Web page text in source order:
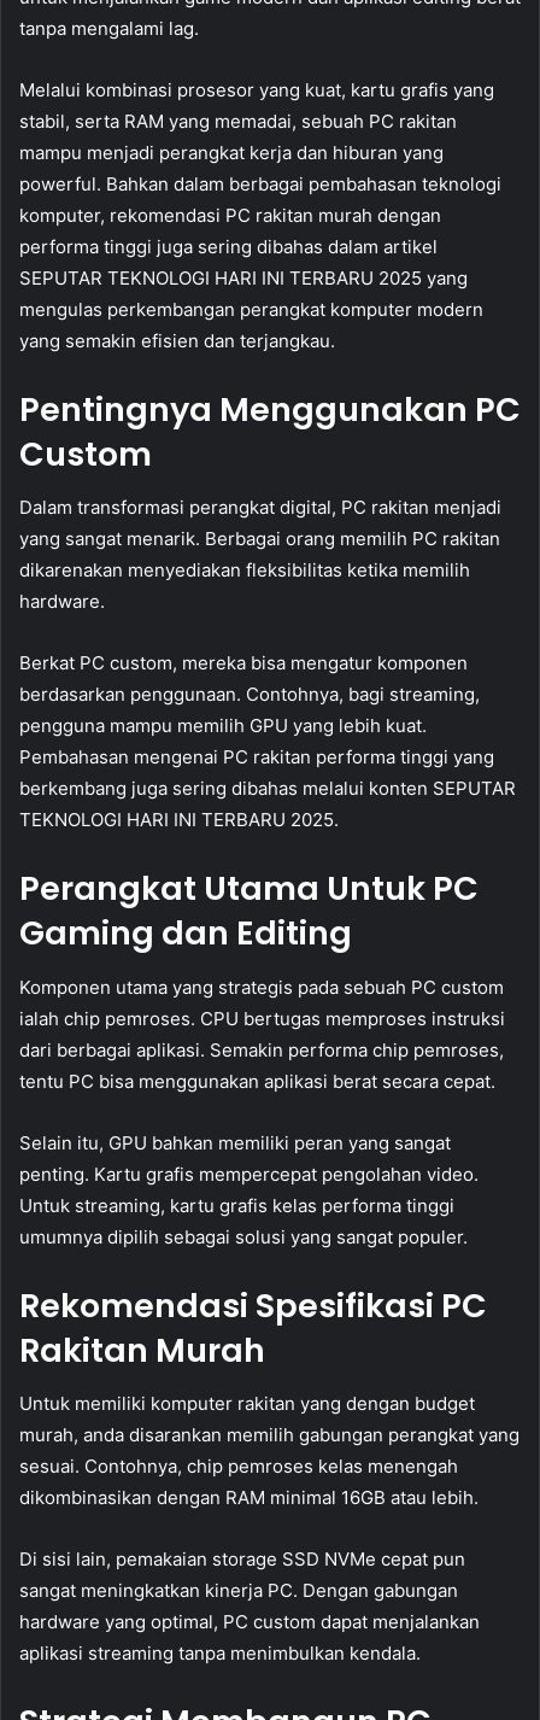
tanpa mengalami lag.
Melalui kombinasi prosesor yang kuat, kartu grafis yang
stabil, serta RAM yang memadai, sebuah PC rakitan
mampu menjadi perangkat kerja dan hiburan yang
powerful. Bahkan dalam berbagai pembahasan teknologi
komputer, rekomendasi PC rakitan murah dengan
performa tinggi juga sering dibahas dalam artikel
SEPUTAR TEKNOLOGI HARI INI TERBARU 2025 yang
mengulas perkembangan perangkat komputer modern
yang semakin efisien dan terjangkau.
Pentingnya Menggunakan PC
Custom
Dalam transformasi perangkat digital, PC rakitan menjadi
yang sangat menarik. Berbagai orang memilih PC rakitan
dikarenakan menyediakan fleksibilitas ketika memilih
hardware.
Berkat PC custom, mereka bisa mengatur komponen
berdasarkan penggunaan. Contohnya, bagi streaming,
pengguna mampu memilih GPU yang lebih kuat.
Pembahasan mengenai PC rakitan performa tinggi yang
berkembang juga sering dibahas melalui konten SEPUTAR
TEKNOLOGI HARI INI TERBARU 2025.
Perangkat Utama Untuk PC
Gaming dan Editing
Komponen utama yang strategis pada sebuah PC custom
ialah chip pemroses. CPU bertugas memproses instruksi
dari berbagai aplikasi. Semakin performa chip pemroses,
tentu PC bisa menggunakan aplikasi berat secara cepat.
Selain itu, GPU bahkan memiliki peran yang sangat
penting. Kartu grafis mempercepat pengolahan video.
Untuk streaming, kartu grafis kelas performa tinggi
umumnya dipilih sebagai solusi yang sangat populer.
Rekomendasi Spesifikasi PC
Rakitan Murah
Untuk memiliki komputer rakitan yang dengan budget
murah, anda disarankan memilih gabungan perangkat yang
sesuai. Contohnya, chip pemroses kelas menengah
dikombinasikan dengan RAM minimal 16GB atau lebih.
Di sisi lain, pemakaian storage SSD NVMe cepat pun
sangat meningkatkan kinerja PC. Dengan gabungan
hardware yang optimal, PC custom dapat menjalankan
aplikasi streaming tanpa menimbulkan kendala.